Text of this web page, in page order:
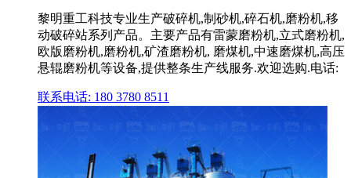
黎明重工科技专业生产破碎机,制砂机,碎石机,磨粉机,移
动破碎站系列产品。主要产品有雷蒙磨粉机,立式磨粉机,
欧版磨粉机,磨粉机,矿渣磨粉机, 磨煤机,中速磨煤机,高压
悬辊磨粉机等设备,提供整条生产线服务.欢迎选购.电话:
联系电话: 180 3780 8511